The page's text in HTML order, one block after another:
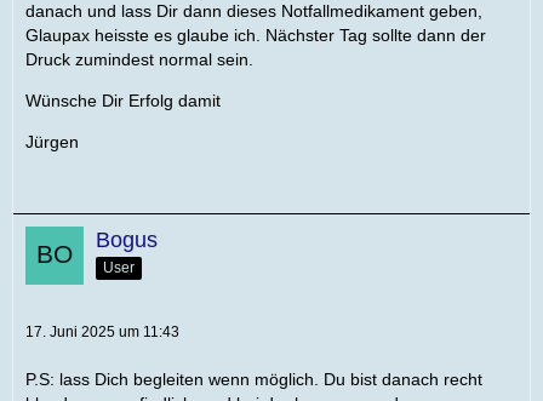
danach und lass Dir dann dieses Notfallmedikament geben,
Glaupax heisste es glaube ich. Nächster Tag sollte dann der
Druck zumindest normal sein.
Wünsche Dir Erfolg damit
Jürgen
Bogus
User
17. Juni 2025 um 11:43
P.S: lass Dich begleiten wenn möglich. Du bist danach recht